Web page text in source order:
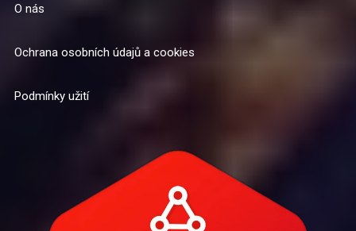
O nás
Ochrana osobních údajů a cookies
Podmínky užití